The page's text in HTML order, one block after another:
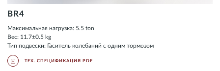
BR4
Максимальная нагрузка: 5.5 ton
Вес: 11.7±0.5 kg
Тип подвески: Гаситель колебаний с одним тормозом
ТЕХ. СПЕЦИФИКАЦИЯ PDF